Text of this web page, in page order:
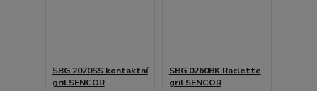
SBG 2070SS kontaktní
gril SENCOR
SBG 0260BK Raclette
gril SENCOR